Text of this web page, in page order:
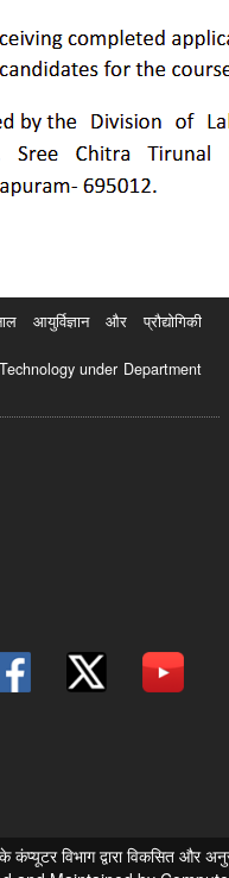
और प्रौद्योगिकी
under Department
विभाग द्वारा विकसित